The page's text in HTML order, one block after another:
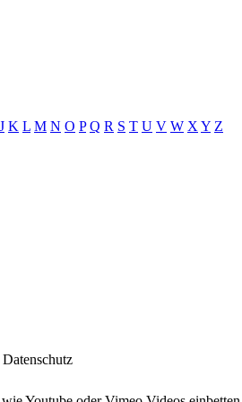
J K L M N O P Q R S T U V W X Y Z